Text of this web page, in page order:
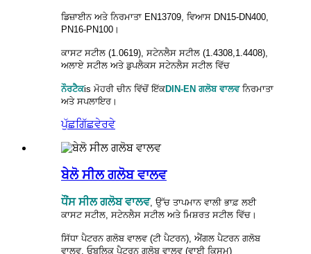
ਡਿਜ਼ਾਈਨ ਅਤੇ ਨਿਰਮਾਤਾ EN13709, ਵਿਆਸ DN15-DN400,
PN16-PN100।
ਕਾਸਟ ਸਟੀਲ (1.0619), ਸਟੇਨਲੈਸ ਸਟੀਲ (1.4308,1.4408),
ਅਲਾਏ ਸਟੀਲ ਅਤੇ ਡੁਪਲੈਕਸ ਸਟੇਨਲੈਸ ਸਟੀਲ ਵਿੱਚ
ਨੌਰਟੈਕis ਮੋਹਰੀ ਚੀਨ ਵਿੱਚੋਂ ਇੱਕDIN-EN ਗਲੋਬ ਵਾਲਵ ਨਿਰਮਾਤਾ
ਅਤੇ ਸਪਲਾਇਰ।
ਪੁੱਛਗਿੱਛਵੇਰਵੇ
ਬੇਲੋ ਸੀਲ ਗਲੋਬ ਵਾਲਵ
ਧੌਂਸ ਸੀਲ ਗਲੋਬ ਵਾਲਵ, ਉੱਚ ਤਾਪਮਾਨ ਵਾਲੀ ਭਾਫ਼ ਲਈ
ਕਾਸਟ ਸਟੀਲ, ਸਟੇਨਲੈਸ ਸਟੀਲ ਅਤੇ ਮਿਸ਼ਰਤ ਸਟੀਲ ਵਿੱਚ।
ਸਿੱਧਾ ਪੈਟਰਨ ਗਲੋਬ ਵਾਲਵ (ਟੀ ਪੈਟਰਨ), ਐਂਗਲ ਪੈਟਰਨ ਗਲੋਬ
ਵਾਲਵ, ਓਬਲਿਕ ਪੈਟਰਨ ਗਲੋਬ ਵਾਲਵ (ਵਾਈ ਕਿਸਮ)